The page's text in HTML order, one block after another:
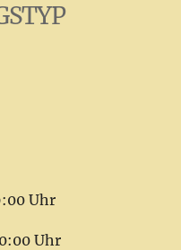
Uhr
Uhr